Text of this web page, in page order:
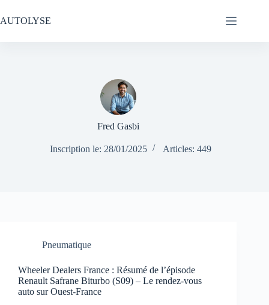
au
contenu
AUTOLYSE
Fred Gasbi
Inscription le: 28/01/2025 Articles: 449
Pneumatique
Wheeler Dealers France : Résumé de l’épisode
Renault Safrane Biturbo (S09) – Le rendez-vous
auto sur Ouest-France